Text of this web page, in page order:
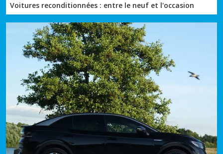
Voitures reconditionnées : entre le neuf et l'occasion